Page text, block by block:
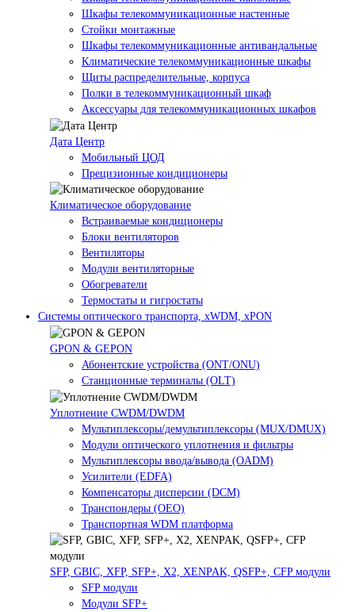
Шкафы телекоммуникационные настенные
Стойки монтажные
Шкафы телекоммуникационные антивандальные
Климатические телекоммуникационные шкафы
Щиты распределительные, корпуса
Полки в телекоммуникационный шкаф
Аксессуары для телекоммуникационных шкафов
Дата Центр
Мобильный ЦОД
Прецизионные кондиционеры
Климатичeское оборудование
Встраиваемые кондиционеры
Блоки вентиляторов
Вентиляторы
Модули вентиляторные
Обогреватели
Термостаты и гигростаты
Системы оптического транспорта, xWDM, xPON
GPON & GEPON
Абонентские устройства (ONT/ONU)
Станционные терминалы (OLT)
Уплотнение CWDM/DWDM
Мультиплексоры/демультиплексоры (MUX/DMUX)
Модули оптического уплотнения и фильтры
Мультиплексоры ввода/вывода (OADM)
Усилители (EDFA)
Компенсаторы дисперсии (DCM)
Транспондеры (OEO)
Транспортная WDM платформа
SFP, GBIC, XFP, SFP+, X2, XENPAK, QSFP+, CFP модули
SFP модули
Модули SFP+